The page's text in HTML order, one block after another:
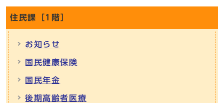
住民課［1階］
お知らせ
国民健康保険
国民年金
後期高齢者医療